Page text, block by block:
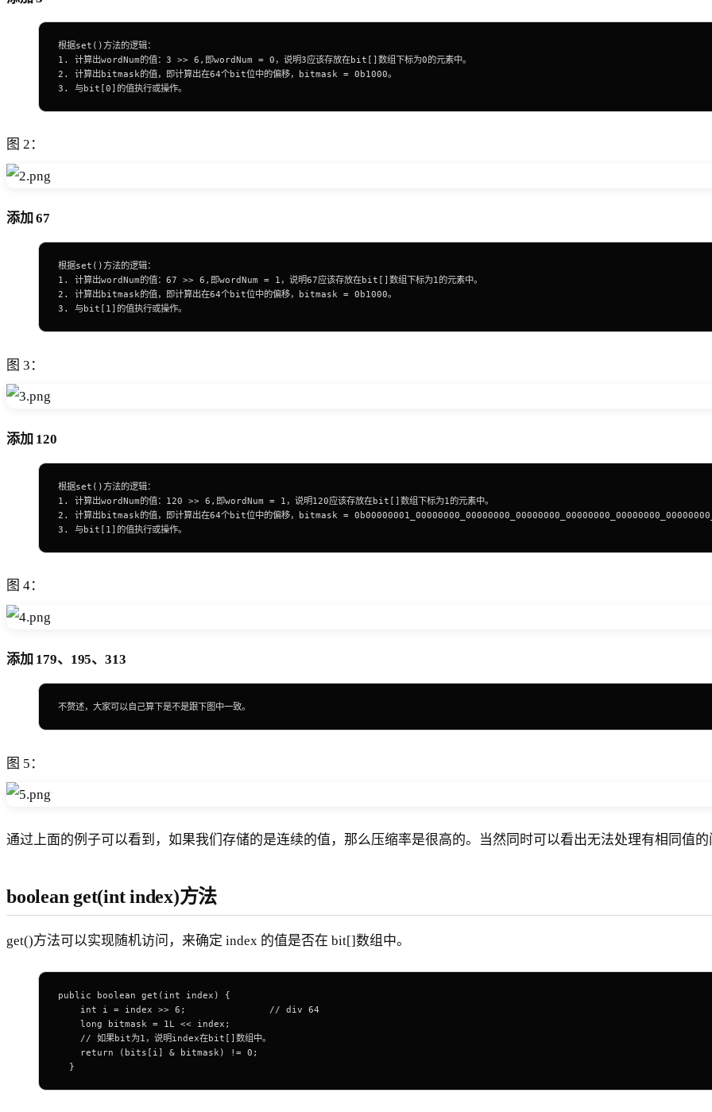
根据set()方法的逻辑：
1. 计算出wordNum的值：3 >> 6,即wordNum = 0，说明3应该存放在bit[]数组下标为0的元素中。
2. 计算出bitmask的值，即计算出在64个bit位中的偏移，bitmask = 0b1000。
3. 与bit[0]的值执行或操作。
图 2：
添加 67
根据set()方法的逻辑：
1. 计算出wordNum的值：67 >> 6,即wordNum = 1，说明67应该存放在bit[]数组下标为1的元素中。
2. 计算出bitmask的值，即计算出在64个bit位中的偏移，bitmask = 0b1000。
3. 与bit[1]的值执行或操作。
图 3：
添加 120
根据set()方法的逻辑：
1. 计算出wordNum的值：120 >> 6,即wordNum = 1，说明120应该存放在bit[]数组下标为1的元素中。
2. 计算出bitmask的值，即计算出在64个bit位中的偏移，bitmask =
3. 与bit[1]的值执行或操作。
图 4：
添加 179、195、313
不赘述，大家可以自己算下是不是跟下图中一致。
图 5：
通过上面的例子可以看到，如果我们存储的是连续的值，那么压缩率是很高的。当然同时可以看出无法处理有相同值
boolean get(int index)方法
get()方法可以实现随机访问，来确定 index 的值是否在 bit[]数组中。
public boolean get ( int index) {
    int
i = index >> 6 ; // div 64
    long
bitmask = 1L << index;
    // 如果bit为1，说明index在bit[]数组中。
    return
(bits[i] & bitmask) != 0 ;
  }